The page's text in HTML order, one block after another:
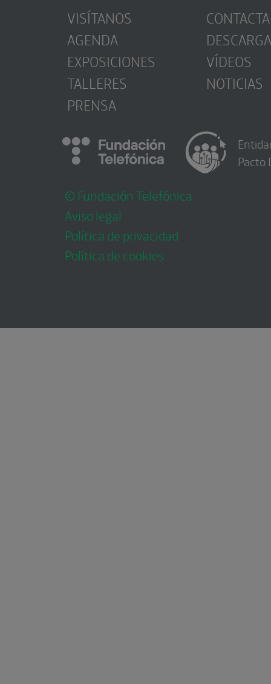
VISÍTANOS
AGENDA
EXPOSICIONES
TALLERES
PRENSA
CONTACTA
VÍDEOS
NOTICIAS
© Fundación Telefónica
Aviso legal
Política de privacidad
Política de cookies
Pacto